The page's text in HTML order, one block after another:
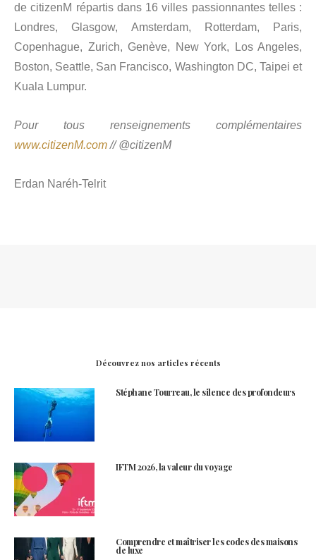
de citizenM répartis dans 16 villes passionnantes telles :
Londres, Glasgow, Amsterdam, Rotterdam, Paris,
Copenhague, Zurich, Genève, New York, Los Angeles,
Boston, Seattle, San Francisco, Washington DC, Taipei et
Kuala Lumpur.
Pour tous renseignements complémentaires
www.citizenM.com// @citizenM
Erdan Naréh-Telrit
Découvrez nos articles récents
Stéphane Tourreau, le silence des profondeurs
IFTM 2026, la valeur du voyage
Comprendre et maîtriser les codes des maisons
de luxe